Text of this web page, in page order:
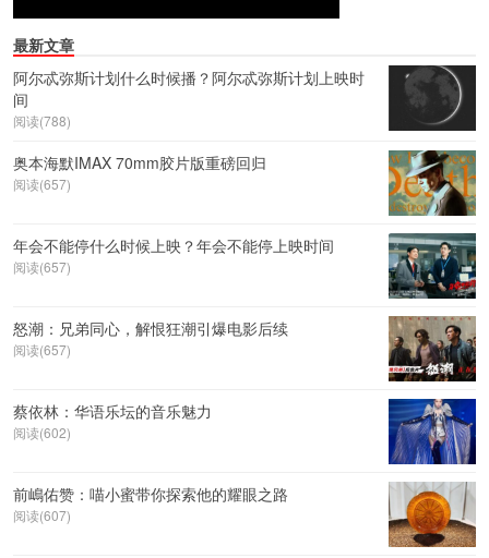
最新文章
阿尔忒弥斯计划什么时候播？阿尔忒弥斯计划上映时
间
阅读(788)
奥本海默IMAX 70mm胶片版重磅回归
阅读(657)
年会不能停什么时候上映？年会不能停上映时间
阅读(657)
怒潮：兄弟同心，解恨狂潮引爆电影后续
阅读(657)
蔡依林：华语乐坛的音乐魅力
阅读(602)
前嶋佑赞：喵小蜜带你探索他的耀眼之路
阅读(607)